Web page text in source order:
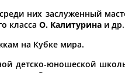
них заслуженный
класса О. Калитурина и др.
на Кубке мира.
детско-юношеской